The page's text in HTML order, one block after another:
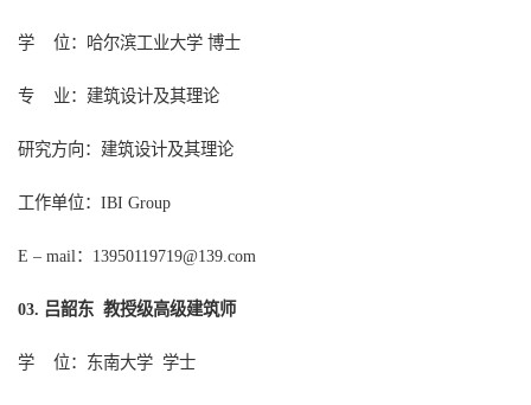
学 位：哈尔滨工业大学 博士
专 业：建筑设计及其理论
研究方向：建筑设计及其理论
工作单位： IBI Group
E – mail： 13950119719@139.com
03. 吕韶东 教授级高级建筑师
学 位：东南大学 学士